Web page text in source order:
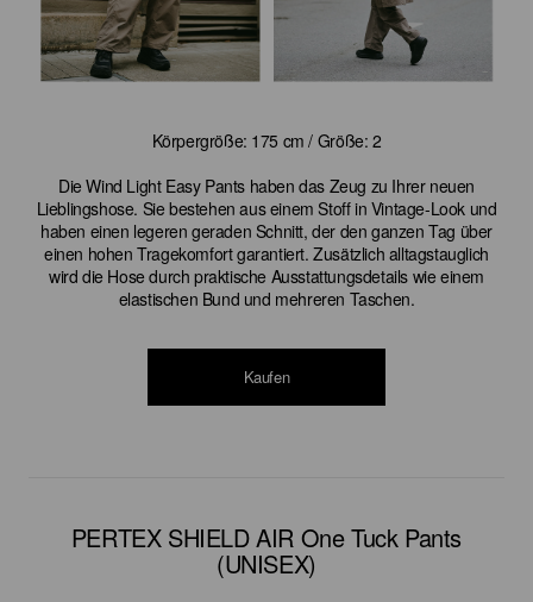
Körpergröße: 175 cm / Größe: 2
Die Wind Light Easy Pants haben das Zeug zu Ihrer neuen
Lieblingshose. Sie bestehen aus einem Stoff in Vintage-Look und
haben einen legeren geraden Schnitt, der den ganzen Tag über
einen hohen Tragekomfort garantiert. Zusätzlich alltagstauglich
wird die Hose durch praktische Ausstattungsdetails wie einem
elastischen Bund und mehreren Taschen.
Kaufen
PERTEX SHIELD AIR One Tuck Pants
(UNISEX)